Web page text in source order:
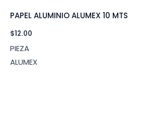
PAPEL ALUMINIO ALUMEX 10 MTS
$12.00
PIEZA
ALUMEX